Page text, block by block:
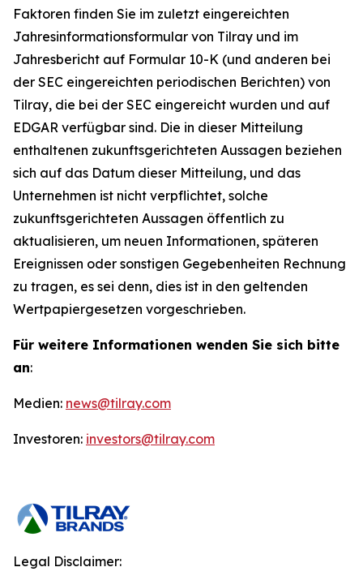
Faktoren finden Sie im zuletzt eingereichten
Jahresinformationsformular von Tilray und im
Jahresbericht auf Formular 10-K (und anderen bei
der SEC eingereichten periodischen Berichten) von
Tilray, die bei der SEC eingereicht wurden und auf
EDGAR verfügbar sind. Die in dieser Mitteilung
enthaltenen zukunftsgerichteten Aussagen beziehen
sich auf das Datum dieser Mitteilung, und das
Unternehmen ist nicht verpflichtet, solche
zukunftsgerichteten Aussagen öffentlich zu
aktualisieren, um neuen Informationen, späteren
Ereignissen oder sonstigen Gegebenheiten Rechnung
zu tragen, es sei denn, dies ist in den geltenden
Wertpapiergesetzen vorgeschrieben.
Für weitere Informationen wenden Sie sich bitte
an:
Medien: news@tilray.com
Investoren: investors@tilray.com
Legal Disclaimer: